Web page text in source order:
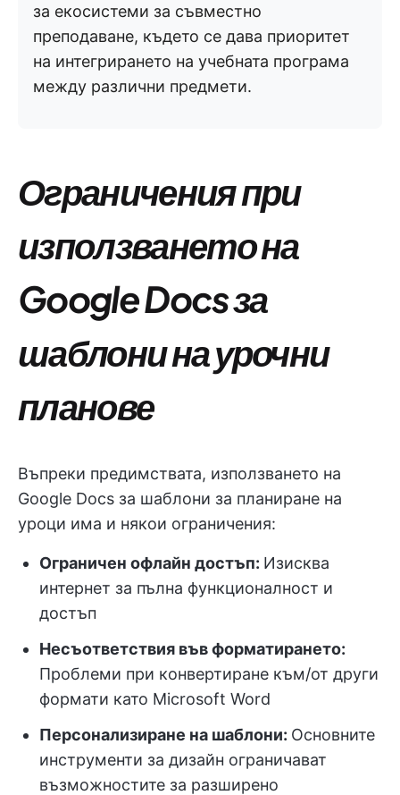
за екосистеми за съвместно
преподаване, където се дава приоритет
на интегрирането на учебната програма
между различни предмети.
Ограничения при
използването на
Google Docs за
шаблони на урочни
планове
Въпреки предимствата, използването на
Google Docs за шаблони за планиране на
уроци има и някои ограничения:
Ограничен офлайн достъп: Изисква
интернет за пълна функционалност и
достъп
Несъответствия във форматирането:
Проблеми при конвертиране към/от други
формати като Microsoft Word
Персонализиране на шаблони: Основните
инструменти за дизайн ограничават
възможностите за разширено